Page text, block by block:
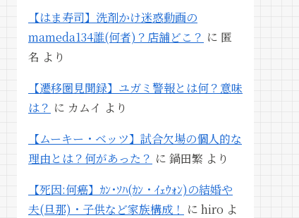
【はま寿司】洗剤かけ迷惑動画の
mameda134誰(何者)？店舗どこ？ に 匿
名 より
【遷移圏見聞録】ユガミ警報とは何？意味
は？ に カムイ より
【ムーキー・ベッツ】試合欠場の個人的な
理由とは？何があった？ に 鍋田繁 より
【死因:何癌】ｶﾝ･ｿﾊ(ｶﾝ・ｲｪｳｫﾝ)の結婚や
夫(旦那)・子供など家族構成！ に hiro よ